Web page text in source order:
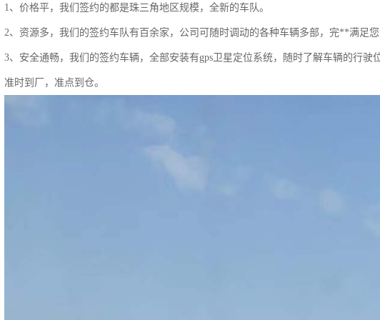
1、价格平，我们签约的都是珠三角地区规模，全新的车队。
2、资源多，我们的签约车队有百余家，公司可随时调动的各种车辆多部，完**满足您
3、安全通畅，我们的签约车辆，全部安装有gps卫星定位系统，随时了解车辆的行
准时到厂，准点到仓。